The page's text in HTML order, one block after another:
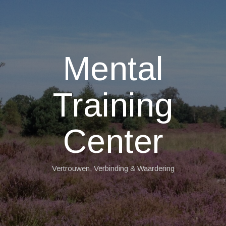
Mental
Training
Center
Vertrouwen, Verbinding & Waardering